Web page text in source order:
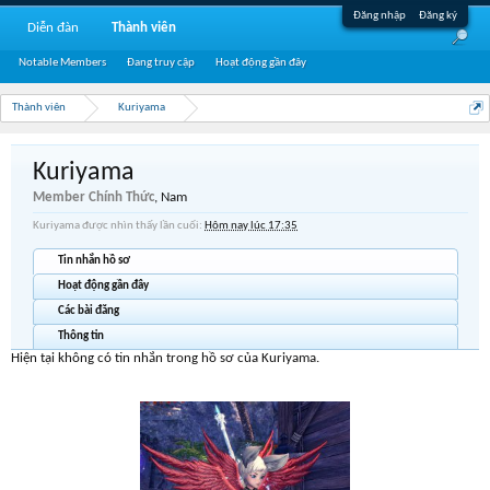
Đăng nhập Đăng ký
Thành viên Kuriyama
Kuriyama
Member Chính Thức, Nam
Kuriyama được nhìn thấy lần cuối: Hôm nay lúc 17:35
Tin nhắn hồ sơ
Hoạt động gần đây
Các bài đăng
Thông tin
Hiện tại không có tin nhắn trong hồ sơ của Kuriyama.
Diễn đàn Thành viên
Notable Members Đang truy cập Hoạt động gần đây